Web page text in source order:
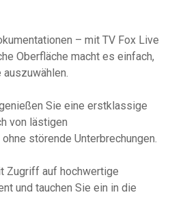
– mit TV Fox Live
Oberfläche macht es einfach,
Sie eine erstklassige
von lästigen
störende Unterbrechungen.
Zugriff auf hochwertige
und tauchen Sie ein in die